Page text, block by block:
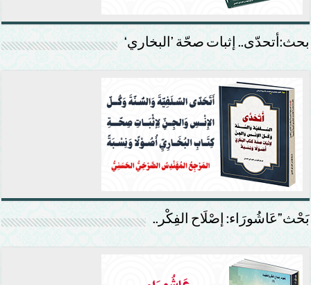
بحث:أتحدّى.. إثبات صحّة ’البخاري‘
بَحْث”عَاشُورَاء: إصْلَاح الفِكْر..